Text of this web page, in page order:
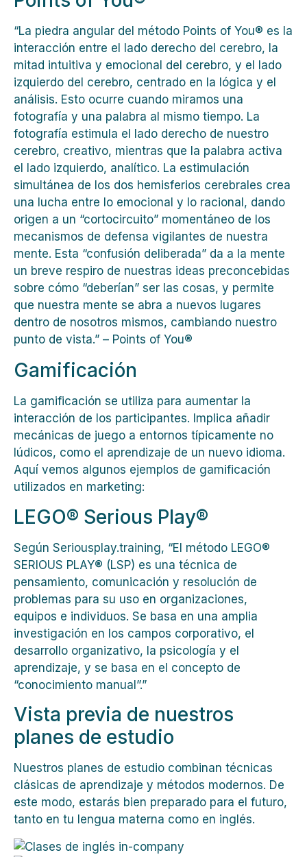
“La piedra angular del método Points of You® es la
interacción entre el lado derecho del cerebro, la
mitad intuitiva y emocional del cerebro, y el lado
izquierdo del cerebro, centrado en la lógica y el
análisis. Esto ocurre cuando miramos una
fotografía y una palabra al mismo tiempo. La
fotografía estimula el lado derecho de nuestro
cerebro, creativo, mientras que la palabra activa
el lado izquierdo, analítico. La estimulación
simultánea de los dos hemisferios cerebrales crea
una lucha entre lo emocional y lo racional, dando
origen a un “cortocircuito” momentáneo de los
mecanismos de defensa vigilantes de nuestra
mente. Esta “confusión deliberada” da a la mente
un breve respiro de nuestras ideas preconcebidas
sobre cómo “deberían” ser las cosas, y permite
que nuestra mente se abra a nuevos lugares
dentro de nosotros mismos, cambiando nuestro
punto de vista.” – Points of You®
Gamificación
La gamificación se utiliza para aumentar la
interacción de los participantes. Implica añadir
mecánicas de juego a entornos típicamente no
lúdicos, como el aprendizaje de un nuevo idioma.
Aquí vemos algunos ejemplos de gamificación
utilizados en marketing:
LEGO® Serious Play®
Según Seriousplay.training, “El método LEGO®
SERIOUS PLAY® (LSP) es una técnica de
pensamiento, comunicación y resolución de
problemas para su uso en organizaciones,
equipos e individuos. Se basa en una amplia
investigación en los campos corporativo, el
desarrollo organizativo, la psicología y el
aprendizaje, y se basa en el concepto de
“conocimiento manual”.”
Vista previa de nuestros
planes de estudio
Nuestros planes de estudio combinan técnicas
clásicas de aprendizaje y métodos modernos. De
este modo, estarás bien preparado para el futuro,
tanto en tu lengua materna como en inglés.